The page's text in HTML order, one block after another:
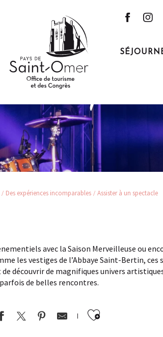
à un
Des expériences incomparables Assister à un spectacle
avec la Saison Merveilleuse ou
les vestiges de l’Abbaye Saint-Bertin, ces
découvrir de magnifiques univers
parfois de belles rencontres.
Ajouter